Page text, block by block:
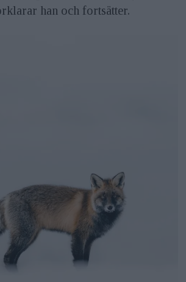
han och fortsätter.